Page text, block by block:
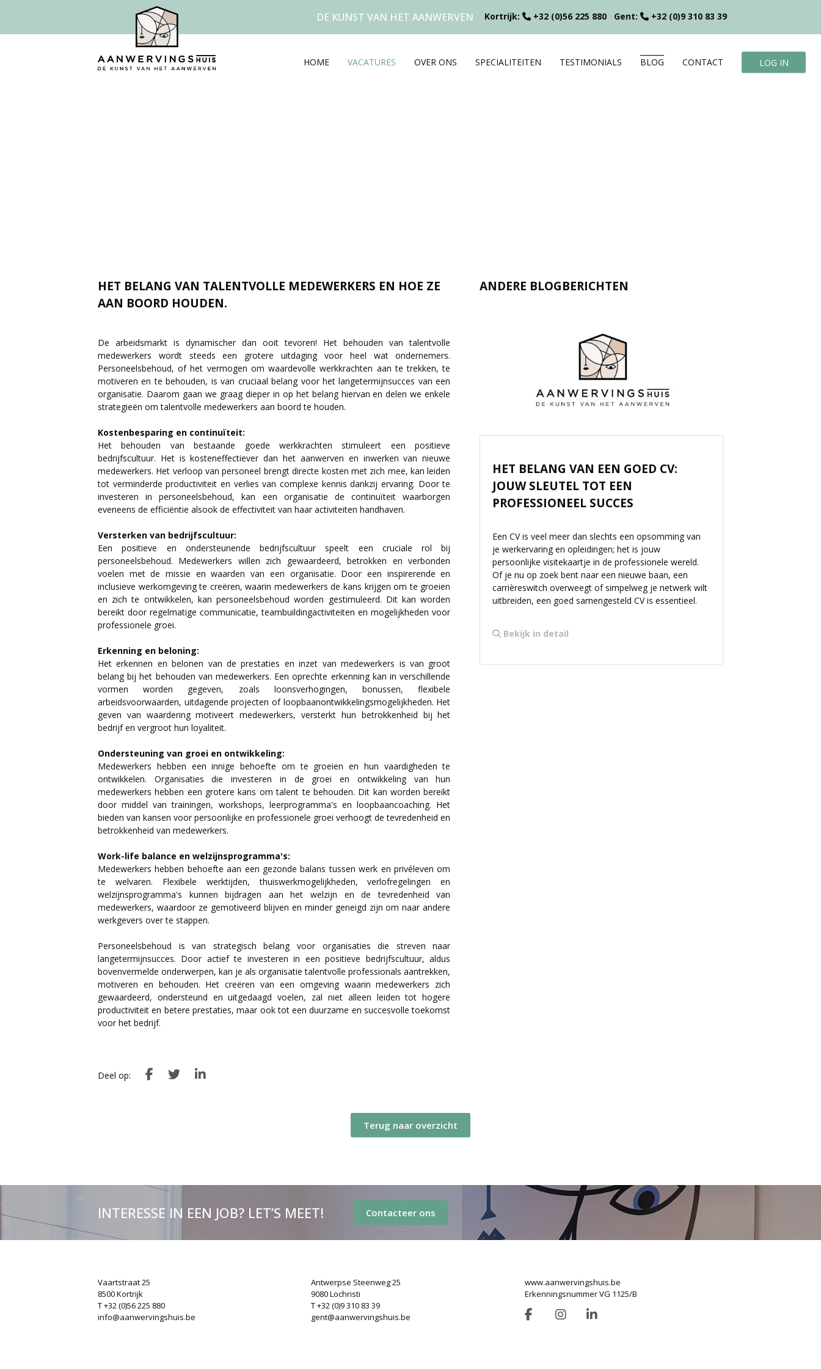
DE KUNST VAN HET AANWERVEN Kortrijk: +32 (0)56 225 880 Gent: +32 (0)9 310 83 39
HOME VACATURES OVER ONS SPECIALITEITEN TESTIMONIALS BLOG CONTACT LOG IN
HET BELANG VAN TALENTVOLLE MEDEWERKERS EN HOE ZE
AAN BOORD HOUDEN.
De arbeidsmarkt is dynamischer dan ooit tevoren! Het behouden van talentvolle
medewerkers wordt steeds een grotere uitdaging voor heel wat ondernemers.
Personeelsbehoud, of het vermogen om waardevolle werkkrachten aan te trekken, te
motiveren en te behouden, is van cruciaal belang voor het langetermijnsucces van een
organisatie. Daarom gaan we graag dieper in op het belang hiervan en delen we enkele
strategieën om talentvolle medewerkers aan boord te houden.
Kostenbesparing en continuïteit:
Het behouden van bestaande goede werkkrachten stimuleert een positieve
bedrijfscultuur. Het is kosteneffectiever dan het aanwerven en inwerken van nieuwe
medewerkers. Het verloop van personeel brengt directe kosten met zich mee, kan leiden
tot verminderde productiviteit en verlies van complexe kennis dankzij ervaring. Door te
investeren in personeelsbehoud, kan een organisatie de continuïteit waarborgen
eveneens de efficiëntie alsook de effectiviteit van haar activiteiten handhaven.
Versterken van bedrijfscultuur:
Een positieve en ondersteunende bedrijfscultuur speelt een cruciale rol bij
personeelsbehoud. Medewerkers willen zich gewaardeerd, betrokken en verbonden
voelen met de missie en waarden van een organisatie. Door een inspirerende en
inclusieve werkomgeving te creëren, waarin medewerkers de kans krijgen om te groeien
en zich te ontwikkelen, kan personeelsbehoud worden gestimuleerd. Dit kan worden
bereikt door regelmatige communicatie, teambuildingactiviteiten en mogelijkheden voor
professionele groei.
Erkenning en beloning:
Het erkennen en belonen van de prestaties en inzet van medewerkers is van groot
belang bij het behouden van medewerkers. Een oprechte erkenning kan in verschillende
vormen worden gegeven, zoals loonsverhogingen, bonussen, flexibele
arbeidsvoorwaarden, uitdagende projecten of loopbaanontwikkelingsmogelijkheden. Het
geven van waardering motiveert medewerkers, versterkt hun betrokkenheid bij het
bedrijf en vergroot hun loyaliteit.
Ondersteuning van groei en ontwikkeling:
Medewerkers hebben een innige behoefte om te groeien en hun vaardigheden te
ontwikkelen. Organisaties die investeren in de groei en ontwikkeling van hun
medewerkers hebben een grotere kans om talent te behouden. Dit kan worden bereikt
door middel van trainingen, workshops, leerprogramma's en loopbaancoaching. Het
bieden van kansen voor persoonlijke en professionele groei verhoogt de tevredenheid en
betrokkenheid van medewerkers.
Work-life balance en welzijnsprogramma's:
Medewerkers hebben behoefte aan een gezonde balans tussen werk en privéleven om
te welvaren. Flexibele werktijden, thuiswerkmogelijkheden, verlofregelingen en
welzijnsprogramma's kunnen bijdragen aan het welzijn en de tevredenheid van
medewerkers, waardoor ze gemotiveerd blijven en minder geneigd zijn om naar andere
werkgevers over te stappen.
Personeelsbehoud is van strategisch belang voor organisaties die streven naar
langetermijnsucces. Door actief te investeren in een positieve bedrijfscultuur, aldus
bovenvermelde onderwerpen, kan je als organisatie talentvolle professionals aantrekken,
motiveren en behouden. Het creëren van een omgeving waarin medewerkers zich
gewaardeerd, ondersteund en uitgedaagd voelen, zal niet alleen leiden tot hogere
productiviteit en betere prestaties, maar ook tot een duurzame en succesvolle toekomst
voor het bedrijf.
Deel op:
ANDERE BLOGBERICHTEN
HET BELANG VAN EEN GOED CV:
JOUW SLEUTEL TOT EEN
PROFESSIONEEL SUCCES
Een CV is veel meer dan slechts een opsomming van
je werkervaring en opleidingen; het is jouw
persoonlijke visitekaartje in de professionele wereld.
Of je nu op zoek bent naar een nieuwe baan, een
carrièreswitch overweegt of simpelweg je netwerk wilt
uitbreiden, een goed samengesteld CV is essentieel.
Bekijk in detail
Terug naar overzicht
INTERESSE IN EEN JOB? LET’S MEET! Contacteer ons
Vaartstraat 25
8500 Kortrijk
T +32 (0)56 225 880
info@aanwervingshuis.be
Antwerpse Steenweg 25
9080 Lochristi
T +32 (0)9 310 83 39
gent@aanwervingshuis.be
www.aanwervingshuis.be
Erkenningsnummer VG 1125/B